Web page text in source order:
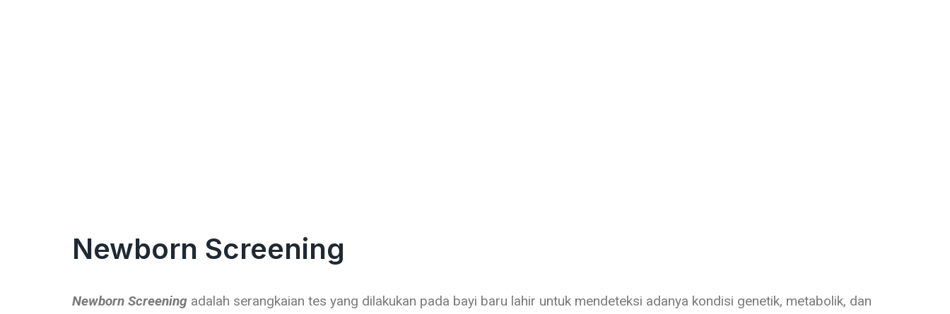
Newborn Screening
Newborn Screening adalah serangkaian tes yang dilakukan pada bayi baru lahir untuk mendeteksi adanya kondisi genetik, metabolik, dan